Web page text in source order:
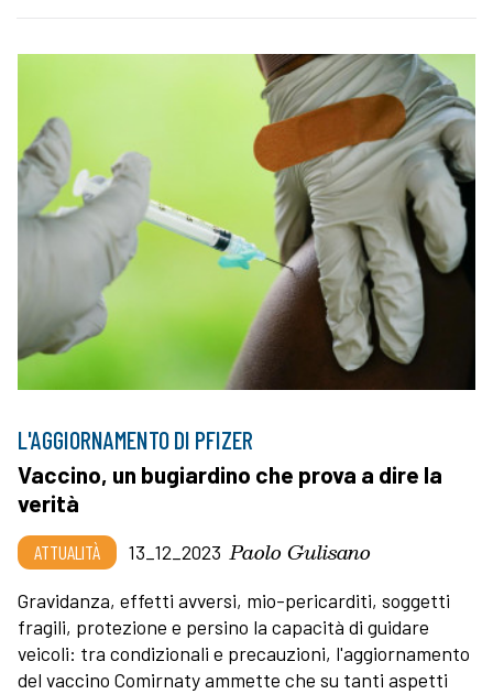
L'AGGIORNAMENTO DI PFIZER
Vaccino, un bugiardino che prova a dire la
verità
ATTUALITÀ 13_12_2023 Paolo Gulisano
Gravidanza, effetti avversi, mio-pericarditi, soggetti
fragili, protezione e persino la capacità di guidare
veicoli: tra condizionali e precauzioni, l'aggiornamento
del vaccino Comirnaty ammette che su tanti aspetti